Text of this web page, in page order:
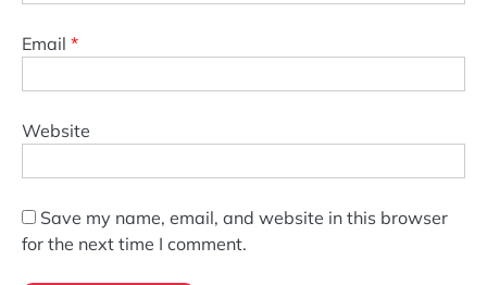
Email *
Website
Save my name, email, and website in this browser
for the next time I comment.